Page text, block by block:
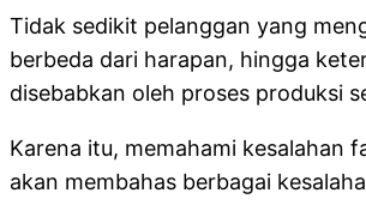
Tidak sedikit pelanggan yang
berbeda dari harapan, hingga
disebabkan oleh proses produksi
Karena itu, memahami kesalahan
akan membahas berbagai